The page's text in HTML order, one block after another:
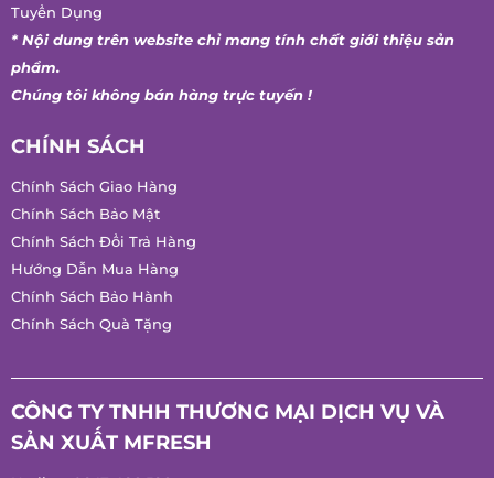
Chăm Sóc Khách Hàng
Tin Tức
Tuyển Dụng
* Nội dung trên website chỉ mang tính chất giới thiệu sản
Chúng tôi không bán hàng trực tuyến !
CHÍNH SÁCH
Chính Sách Giao Hàng
Chính Sách Bảo Mật
Chính Sách Đổi Trả Hàng
Hướng Dẫn Mua Hàng
Chính Sách Quà Tặng